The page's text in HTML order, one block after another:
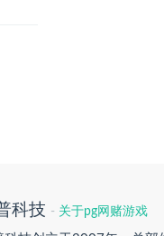
科技 - 关于pg网赌游戏